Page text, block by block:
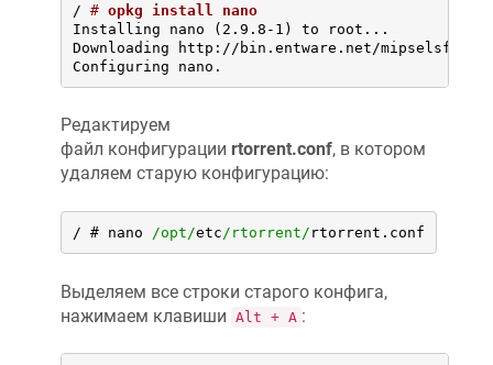
/ # opkg install nano
Installing nano (2.9.8-1) to root...
Downloading http://bin.entware.net/mipselsf-
Configuring nano.
Редактируем
файл конфигурации rtorrent.conf, в котором
удаляем старую конфигурацию:
/ # nano /opt/etc /rtorrent/ rtorrent.conf
Выделяем все строки старого конфига,
нажимаем клавиши Alt + A :